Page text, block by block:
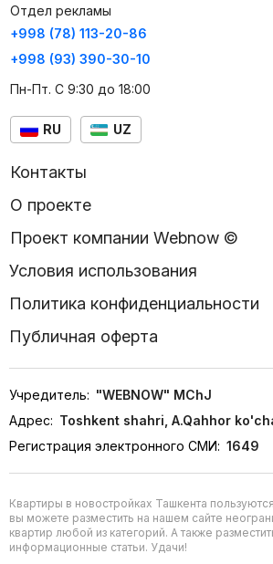
Отдел рекламы
+998 (78) 113-20-86
+998 (93) 390-30-10
Пн-Пт. С 9:30 до 18:00
RU UZ
Контакты
О проекте
Проект компании Webnow ©
Условия использования
Политика конфиденциальности
Публичная оферта
Учредитель: "WEBNOW" MChJ
Адрес: Toshkent shahri, A.Qahhor
Регистрация электронного СМИ: 1649
Квартиры в новостройках Ташкента
вы можете разместить на нашем сайте
квартир любой из категорий. А также
информационные статьи. Удачи!